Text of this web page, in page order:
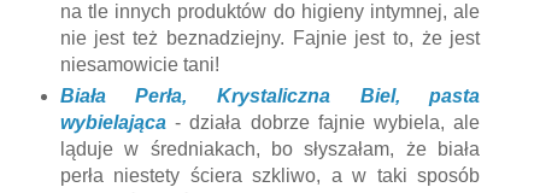
na tle innych produktów do higieny intymnej, ale
nie jest też beznadziejny. Fajnie jest to, że jest
niesamowicie tani!
Biała Perła, Krystaliczna Biel, pasta
wybielająca- działa dobrze fajnie wybiela, ale
ląduje w średniakach, bo słyszałam, że biała
perła niestety ściera szkliwo, a w taki sposób